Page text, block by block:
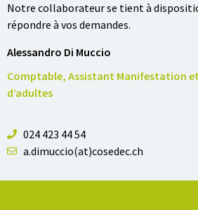
Notre collaborateur se tient à
répondre à vos demandes.
Alessandro Di Muccio
Comptable, Assistant Manifestation
d’adultes
024 423 44 54
a.dimuccio(at)cosedec.ch